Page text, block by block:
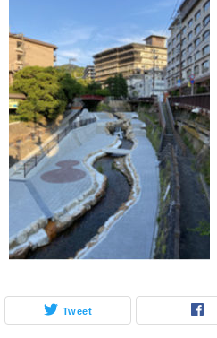
Tweet